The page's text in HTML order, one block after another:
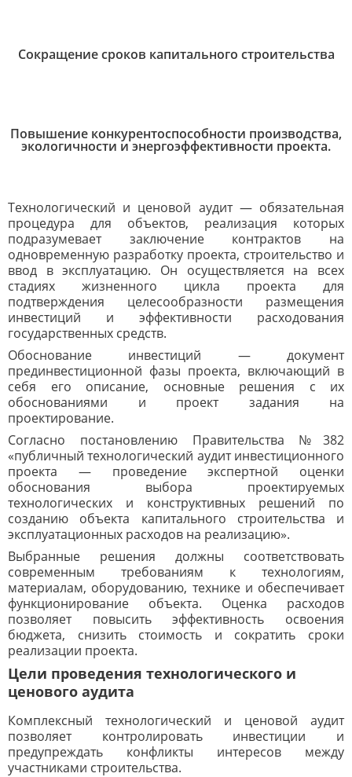
Сокращение сроков капитального строительства
Повышение конкурентоспособности производства,
экологичности и энергоэффективности проекта.
Технологический и ценовой аудит — обязательная
процедура для объектов, реализация которых
подразумевает заключение контрактов на
одновременную разработку проекта, строительство и
ввод в эксплуатацию. Он осуществляется на всех
стадиях жизненного цикла проекта для
подтверждения целесообразности размещения
инвестиций и эффективности расходования
государственных средств.
Обоснование инвестиций — документ
прединвестиционной фазы проекта, включающий в
себя его описание, основные решения с их
обоснованиями и проект задания на
проектирование.
Согласно постановлению Правительства №382
«публичный технологический аудит инвестиционного
проекта — проведение экспертной оценки
обоснования выбора проектируемых
технологических и конструктивных решений по
созданию объекта капитального строительства и
эксплуатационных расходов на реализацию».
Выбранные решения должны соответствовать
современным требованиям к технологиям,
материалам, оборудованию, технике и обеспечивает
функционирование объекта. Оценка расходов
позволяет повысить эффективность освоения
бюджета, снизить стоимость и сократить сроки
реализации проекта.
Цели проведения технологического и
ценового аудита
Комплексный технологический и ценовой аудит
позволяет контролировать инвестиции и
предупреждать конфликты интересов между
участниками строительства.